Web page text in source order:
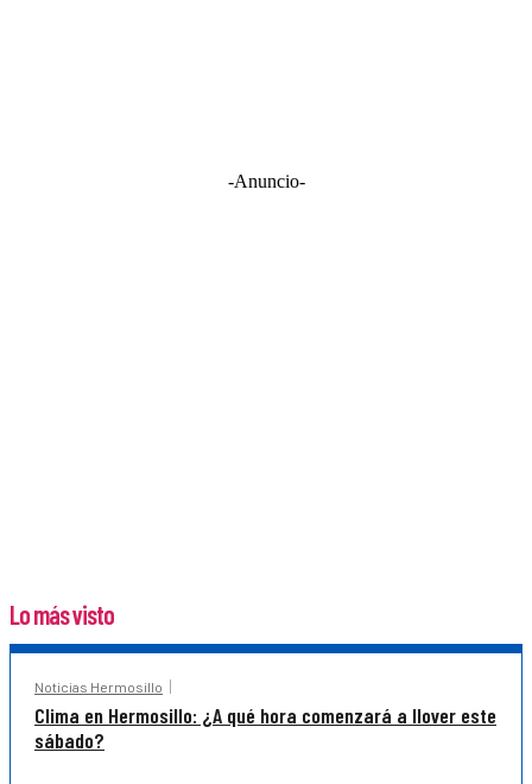
-Anuncio-
Lo más visto
Noticias Hermosillo
Clima en Hermosillo: ¿A qué hora comenzará a llover este
sábado?